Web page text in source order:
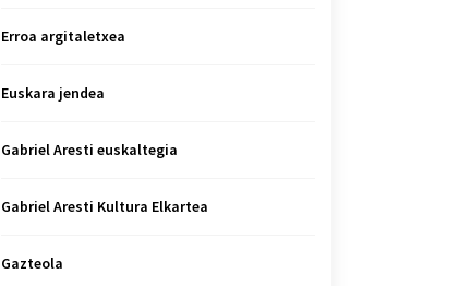
Erroa argitaletxea
Euskara jendea
Gabriel Aresti euskaltegia
Gabriel Aresti Kultura Elkartea
Gazteola